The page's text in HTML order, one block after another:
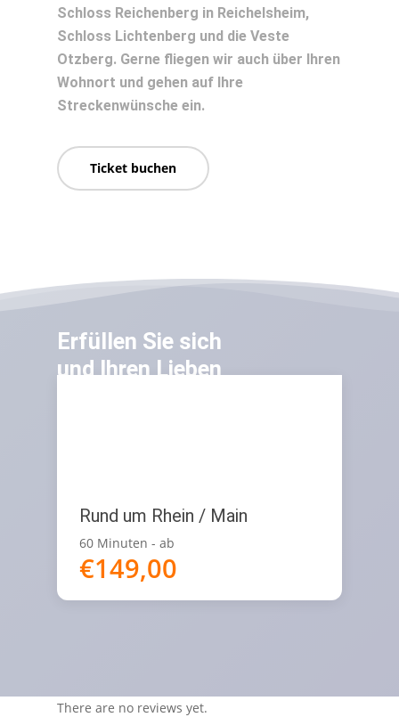
Schloss Reichenberg in Reichelsheim,
Schloss Lichtenberg und die Veste
Otzberg. Gerne fliegen wir auch über Ihren
Wohnort und gehen auf Ihre
Streckenwünsche ein.
Ticket buchen
Erfüllen Sie sich
und Ihren Lieben
Rund um Rhein / Main
60 Minuten - ab
€149,00
There are no reviews yet.